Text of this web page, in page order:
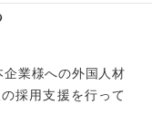
業様への外国人材
の採用支援を行って